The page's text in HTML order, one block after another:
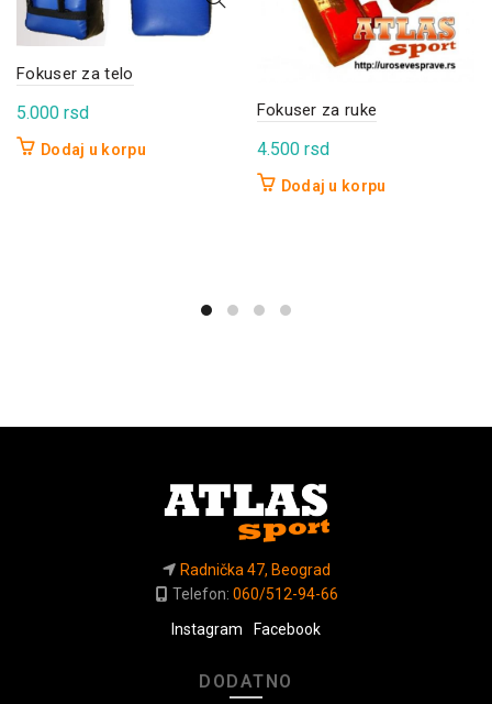
Fokuser za telo
5.000 rsd
Dodaj u korpu
Fokuser za ruke
4.500 rsd
Dodaj u korpu
Radnička 47, Beograd
Telefon: 060/512-94-66
Instagram
Facebook
DODATNO